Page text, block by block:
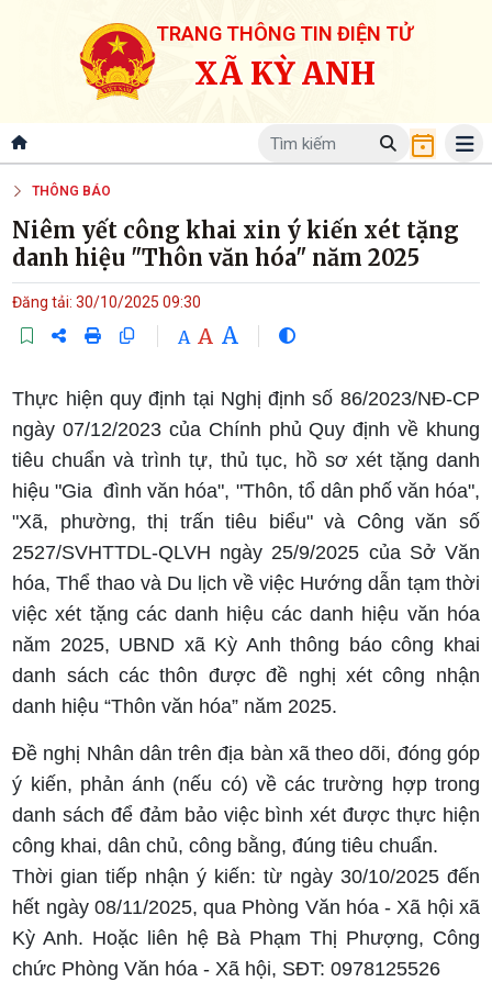
TRANG THÔNG TIN ĐIỆN TỬ
XÃ KỲ ANH
THÔNG BÁO
Niêm yết công khai xin ý kiến xét tặng
danh hiệu "Thôn văn hóa" năm 2025
Đăng tải: 30/10/2025 09:30
A A A
Thực hiện quy định tại Nghị định số 86/2023/NĐ-CP
ngày 07/12/2023 của Chính phủ Quy định về khung
tiêu chuẩn và trình tự, thủ tục, hồ sơ xét tặng danh
hiệu "Gia đình văn hóa", "Thôn, tổ dân phố văn hóa",
"Xã, phường, thị trấn tiêu biểu" và Công văn số
2527/SVHTTDL-QLVH ngày 25/9/2025 của Sở Văn
hóa, Thể thao và Du lịch về việc Hướng dẫn tạm thời
việc xét tặng các danh hiệu các danh hiệu văn hóa
năm 2025, UBND xã Kỳ Anh thông báo công khai
danh sách các thôn được đề nghị xét công nhận
danh hiệu “Thôn văn hóa” năm 2025.
Đề nghị Nhân dân trên địa bàn xã theo dõi, đóng góp
ý kiến, phản ánh (nếu có) về các trường hợp trong
danh sách để đảm bảo việc bình xét được thực hiện
công khai, dân chủ, công bằng, đúng tiêu chuẩn.
Thời gian tiếp nhận ý kiến: từ ngày 30/10/2025 đến
hết ngày 08/11/2025, qua Phòng Văn hóa - Xã hội xã
Kỳ Anh. Hoặc liên hệ Bà Phạm Thị Phượng, Công
chức Phòng Văn hóa - Xã hội, SĐT: 0978125526